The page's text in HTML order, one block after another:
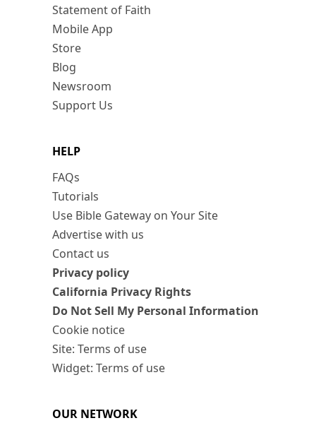
Statement of Faith
Mobile App
Store
Blog
Newsroom
Support Us
HELP
FAQs
Tutorials
Use Bible Gateway on Your Site
Advertise with us
Contact us
Privacy policy
California Privacy Rights
Do Not Sell My Personal Information
Cookie notice
Site: Terms of use
Widget: Terms of use
OUR NETWORK